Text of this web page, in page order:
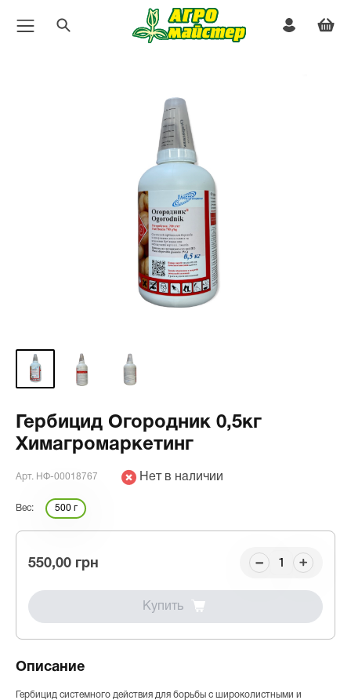
Гербицид Огородник 0,5кг
Химагромаркетинг
Арт. НФ-00018767 Нет в наличии
Вес: 500 г
550,00 грн
Купить
Описание
Гербицид системного действия для борьбы с широколистными и